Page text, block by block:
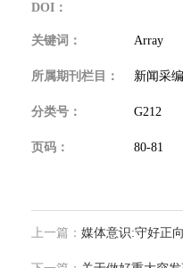
DOI：
关键词： Array
所属期刊栏目： 新闻采编
分类号： G212
页码： 80-81
上一篇： 媒体意识:守好正